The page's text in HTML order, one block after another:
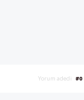
Yorum adedi #0